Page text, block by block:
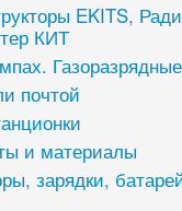
EKITS,
КИТ
почтой
и материалы
зарядки,